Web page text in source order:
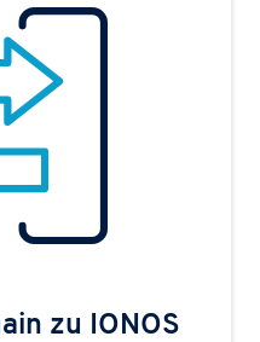
zu IONOS